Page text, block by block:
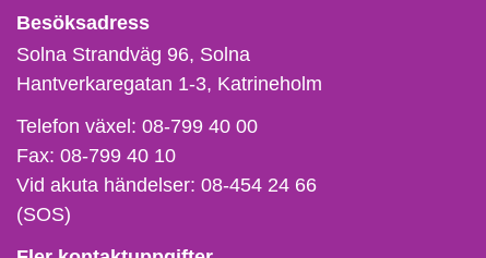
Besöksadress
Solna Strandväg 96, Solna
Hantverkaregatan 1-3 Katrineholm
Telefon,
fax
och
e-
Telefon växel:08-799 40 00
Fax:08-799 40 10
Vid akuta händelser:08-454 24 66
(SOS)